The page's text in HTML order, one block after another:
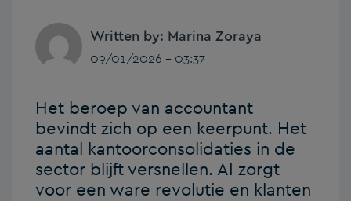
Written by: Marina Zoraya
09/01/2026 - 03:37
Het beroep van accountant
bevindt zich op een keerpunt. Het
aantal kantoorconsolidaties in de
sector blijft versnellen. AI zorgt
voor een ware revolutie en klanten